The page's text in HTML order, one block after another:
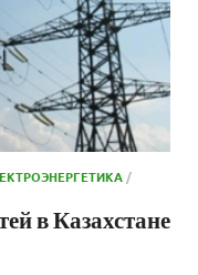
/
в Казахстане